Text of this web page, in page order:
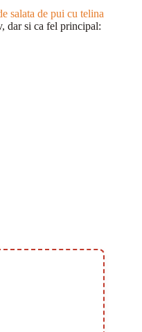
salata de pui cu telina
dar si ca fel principal: